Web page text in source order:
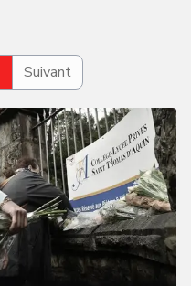
Suivant